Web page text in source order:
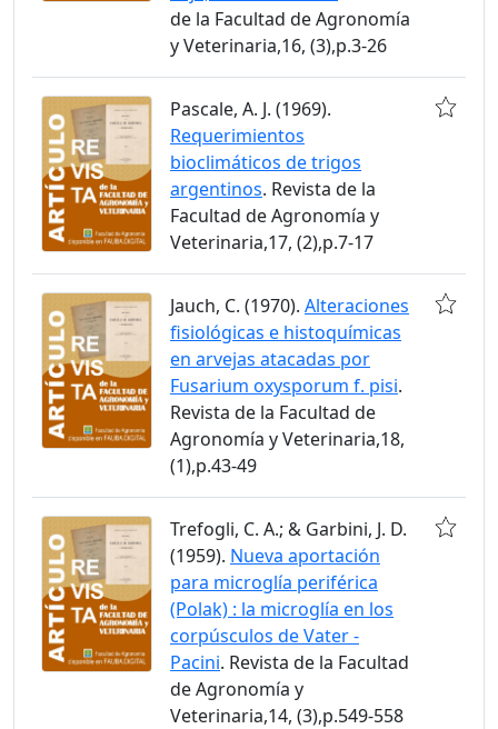
de la Facultad de Agronomía
y Veterinaria,16, (3),p.3-26
Pascale, A. J. (1969).
Requerimientos
bioclimáticos de trigos
argentinos. Revista de la
Facultad de Agronomía y
Veterinaria,17, (2),p.7-17
Jauch, C. (1970). Alteraciones
fisiológicas e histoquímicas
en arvejas atacadas por
Fusarium oxysporum f. pisi.
Revista de la Facultad de
Agronomía y Veterinaria,18,
(1),p.43-49
Trefogli, C. A.; & Garbini, J. D.
(1959). Nueva aportación
para microglía periférica
(Polak) : la microglía en los
corpúsculos de Vater -
Pacini. Revista de la Facultad
de Agronomía y
Veterinaria,14, (3),p.549-558